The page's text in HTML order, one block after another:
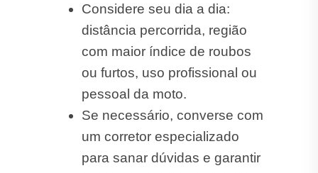
Considere seu dia a dia:
distância percorrida, região
com maior índice de roubos
ou furtos, uso profissional ou
pessoal da moto.
Se necessário, converse com
um corretor especializado
para sanar dúvidas e garantir